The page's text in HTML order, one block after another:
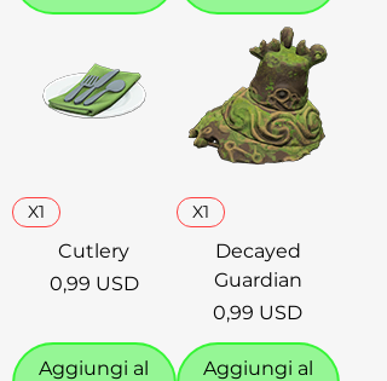
X1
Cutlery
Prezzo
0,99 USD
Aggiungi al
X1
Decayed
Guardian
Prezzo
0,99 USD
Aggiungi al